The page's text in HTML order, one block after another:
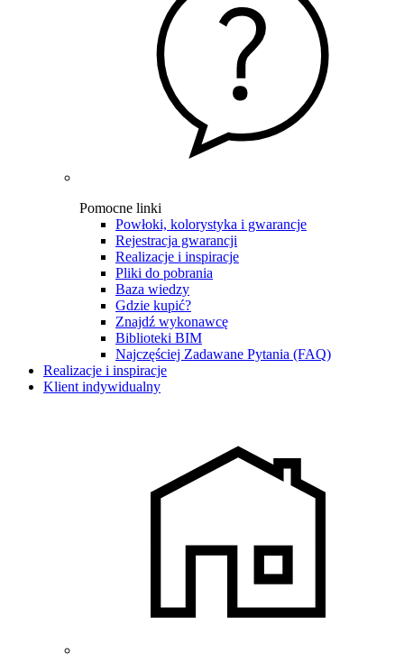
Pomocne linki
Powłoki, kolorystyka i gwarancje
Rejestracja gwarancji
Realizacje i inspiracje
Pliki do pobrania
Baza wiedzy
Gdzie kupić?
Znajdź wykonawcę
Biblioteki BIM
Najczęściej Zadawane Pytania (FAQ)
Realizacje i inspiracje
Klient indywidualny